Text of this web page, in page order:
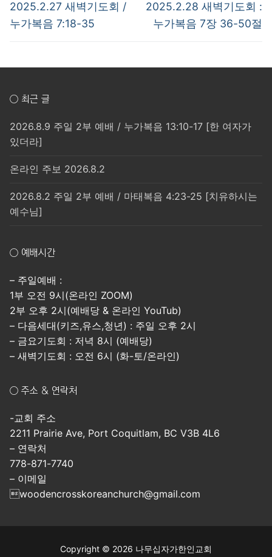
탐
색
Previous
post:
2025.2.27 새벽기도회 /
누가복음 7:18-35
Next
post:
2025.2.28 새벽기도회 :
누가복음 7장 36-50절
○ 최근 글
2026.8.9 주일 2부 예배 / 누가복음 13:10-17 [한 여자가
있더라]
온라인 주보 2026.8.2
2026.8.2 주일 2부 예배 / 마태복음 4:23-25 [치유하시는
예수님]
○ 예배시간
– 주일예배 :
1부 오전 9시(온라인 ZOOM)
2부 오후 2시(예배당 & 온라인 YouTub)
– 다음세대(키즈,유스,청년) : 주일 오후 2시
– 금요기도회 : 저녁 8시 (예배당)
– 새벽기도회 : 오전 6시 (화-토/온라인)
○ 주소 & 연락처
-교회 주소
2211 Prairie Ave, Port Coquitlam, BC V3B 4L6
– 연락처
778-871-7740
– 이메일
woodencrosskoreanchurch@gmail.com
Copyright © 2026 나무십자가한인교회